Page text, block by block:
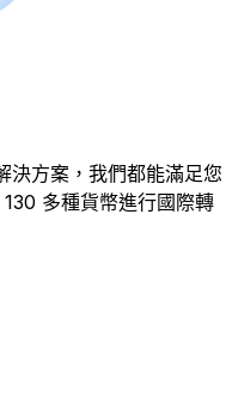
決方案，我們都能滿足您
多種貨幣進行國際轉